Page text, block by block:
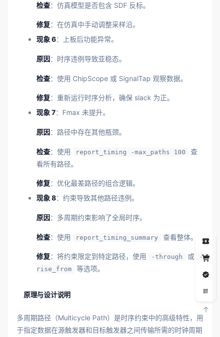
检查：仿真模型是否包含 SDF 反标。
修复：在仿真中手动调整采样沿。
现象 6：上板后功能异常。
原因：时序违例导致亚稳态。
检查：使用 ChipScope 或 SignalTap 观察数据。
修复：重新运行时序分析，确保 slack 为正。
现象 7：Fmax 未提升。
原因：路径中存在其他瓶颈。
检查：使用 report_timing -max_paths 100
查
看所有路径。
修复：优化最差路径的组合逻辑。
现象 8：约束导致其他路径违例。
原因：多周期约束影响了全局时序。
检查：使用 report_timing_summary 查看整体。
修复：将约束限定到特定路径，使用 -through 或
-
rise_from
等选项。
原理与设计说明
多周期路径（Multicycle Path）是时序约束中的高级特性，用
于指定数据在源触发器和目标触发器之间传输所需的时钟周期